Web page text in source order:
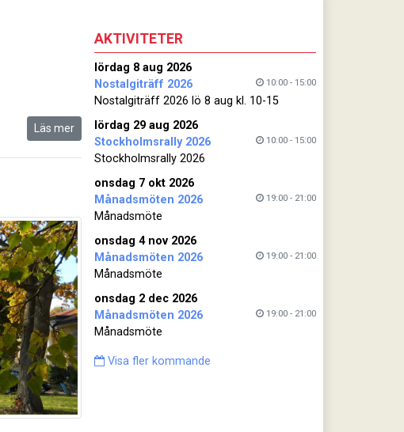
Läs mer
AKTIVITETER
lördag 8 aug 2026
Nostalgiträff 2026
10:00 - 15:00
Nostalgiträff 2026 lö 8 aug kl. 10-15
lördag 29 aug 2026
Stockholmsrally 2026
10:00 - 15:00
Stockholmsrally 2026
onsdag 7 okt 2026
Månadsmöten 2026
19:00 - 21:00
Månadsmöte
onsdag 4 nov 2026
Månadsmöten 2026
19:00 - 21:00
Månadsmöte
onsdag 2 dec 2026
Månadsmöten 2026
19:00 - 21:00
Månadsmöte
Visa fler kommande